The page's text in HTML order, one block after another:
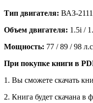
Тип двигателя: ВАЗ-
Объем двигателя: 1.5i /
Мощность: 77 / 89 / 98
При покупке книги в
1. Вы сможете скачать
2. Книга будет скачана в